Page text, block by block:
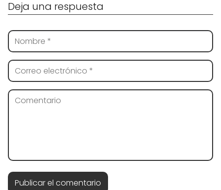
Deja una respuesta